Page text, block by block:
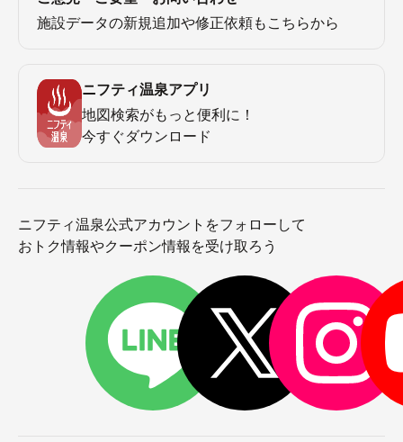
施設データの新規追加や修正依頼もこちらから
ニフティ温泉アプリ
地図検索がもっと便利に！
今すぐダウンロード
ニフティ温泉公式アカウントをフォローして
おトク情報やクーポン情報を受け取ろう